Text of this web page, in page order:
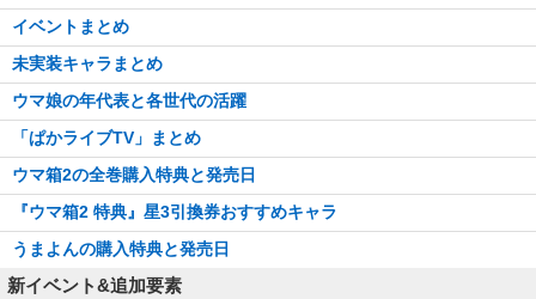
イベントまとめ
未実装キャラまとめ
ウマ娘の年代表と各世代の活躍
「ぱかライブTV」まとめ
ウマ箱2の全巻購入特典と発売日
『ウマ箱2 特典』星3引換券おすすめキャラ
うまよんの購入特典と発売日
新イベント&追加要素